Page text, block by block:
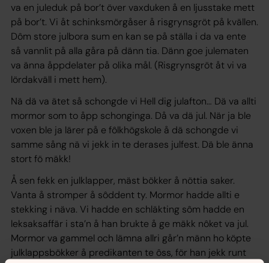
va en juleduk på bor’t över vaxduken å en ljusstake mett
på bor’t. Vi åt schinksmörgåser å risgrynsgröt på kvällen.
Dôm store julbora sum en kan se på ställa i da va ente
så vannlit på alla gåra på dänn tia. Dänn goe julematen
va änna åppdelater på olika mål. (Risgrynsgröt åt vi va
lördakväll i mett hem).
Nä dä va ätet så schongde vi Hell dig julafton… Dä va allti
mormor som to åpp schonginga. Då va dä jul. När ja ble
voxen ble ja lärer på e fôlkhögskole å dä schongde vi
samme sång nä vi jekk in te derases julfest. Dä ble änna
stort fö mäkk!
Å sen fekk en julklapper, mäst bökker å nöttia saker.
Vanta å stromper å sôddent ty. Mormor hadde allti e
stekking i näva. Vi hadde en schläkting sôm hadde en
leksaksaffär i sta’n å han brukte å ge mäkk nôket va jul.
Mormor va gammel och lämna allri går’n männ ho köpte
julklappsbökker å predikanten te ôss, för han jekk runt